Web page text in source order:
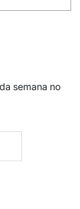
semana no